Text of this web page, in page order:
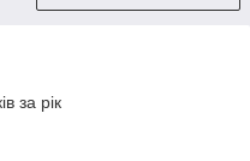
за рік